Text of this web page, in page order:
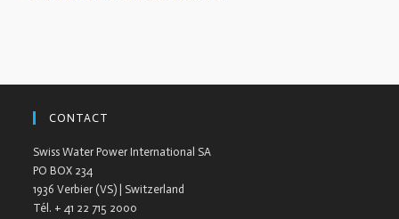
CONTACT
Swiss Water Power International SA
PO BOX 234
1936 Verbier (VS) | Switzerland
Tél. + 41 22 715 2000